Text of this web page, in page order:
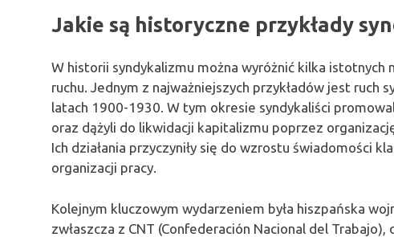
Jakie są historyczne przykłady
W historii syndykalizmu można wyróżnić kilka
ruchu. Jednym z najważniejszych przykładów jest ruch
latach 1900-1930. W tym okresie syndykaliści
oraz dążyli do likwidacji kapitalizmu poprzez
Ich działania przyczyniły się do wzrostu świadomości
organizacji pracy.
Kolejnym kluczowym wydarzeniem była hiszpańska
zwłaszcza z CNT (Confederación Nacional del